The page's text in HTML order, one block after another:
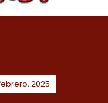
febrero, 2025